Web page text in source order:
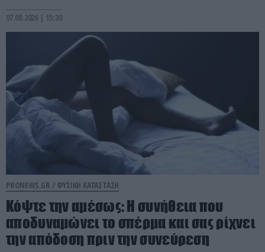
07.08.2026 | 15:30
PRONEWS.GR / ΦΥΣΙΚΗ ΚΑΤΑΣΤΑΣΗ
Κόψτε την αμέσως: H συνήθεια που
αποδυναμώνει το σπέρμα και σας ρίχνει
την απόδοση πριν την συνεύρεση